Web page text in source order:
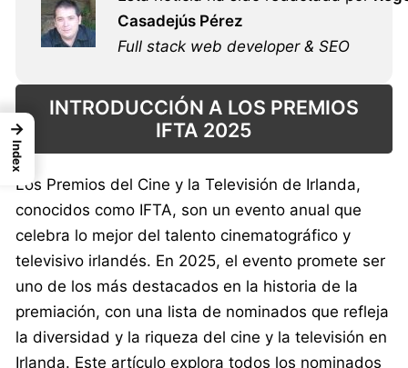
Casadejús Pérez
Full stack web developer & SEO
INTRODUCCIÓN A LOS PREMIOS
IFTA 2025
Los Premios del Cine y la Televisión de Irlanda,
conocidos como IFTA, son un evento anual que
celebra lo mejor del talento cinematográfico y
televisivo irlandés. En 2025, el evento promete ser
uno de los más destacados en la historia de la
premiación, con una lista de nominados que refleja
la diversidad y la riqueza del cine y la televisión en
Irlanda. Este artículo explora todos los nominados
→
Index